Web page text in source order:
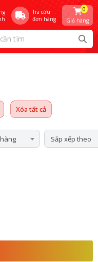
Tra cứu
đơn hàng
Giỏ hàng
0
Xóa tất cả
Sắp xếp theo